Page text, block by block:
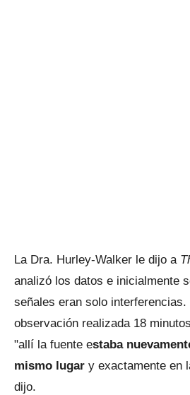
La Dra. Hurley-Walker le dijo a
analizó los datos e inicialmente
señales eran solo interferencias.
observación realizada 18
"allí la fuente estaba
mismo lugar y exactamente en
dijo.